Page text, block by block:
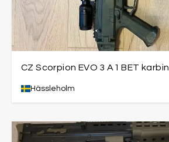
CZ Scorpion EVO 3 A1 BET karbin
Hässleholm